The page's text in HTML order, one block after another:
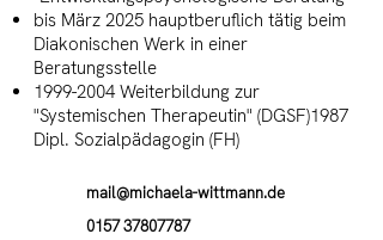
bis März 2025 hauptberuflich tätig beim
Diakonischen Werk in einer
Beratungsstelle
1999-2004 Weiterbildung zur
"Systemischen Therapeutin" (DGSF)1987
Dipl. Sozialpädagogin (FH)
mail@michaela-wittmann.de
0157 37807787